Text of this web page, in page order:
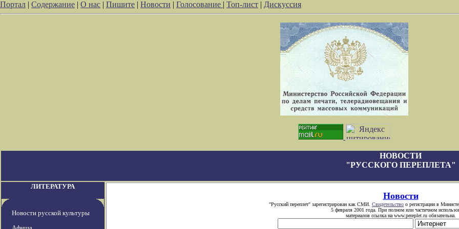
Портал | Содержание | О нас | Пишите | Новости | Голосование | Топ-лист | Дискуссия
НОВОСТИ
"РУССКОГО ПЕРЕПЛЕТА"
ЛИТЕРАТУРА
Новости русской культуры
Новости
"Русский переплет" зарегистрирован как СМИ. Свидетельство о регистрации в
5 февраля 2001 года. При полном или частичном
материалов ссылка на www.pereplet.ru обязательна.